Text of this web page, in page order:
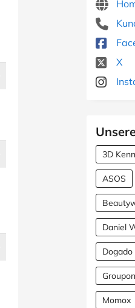
X
3D
ASOS
Daniel
Dogado
Groupon
Momox